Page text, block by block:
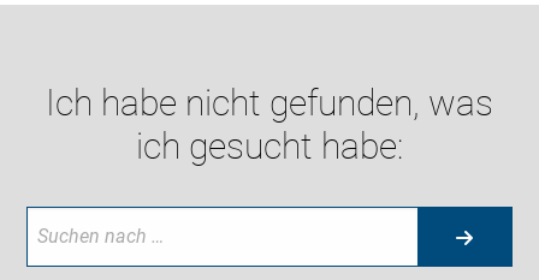
Ich habe nicht gefunden, was
ich gesucht habe: